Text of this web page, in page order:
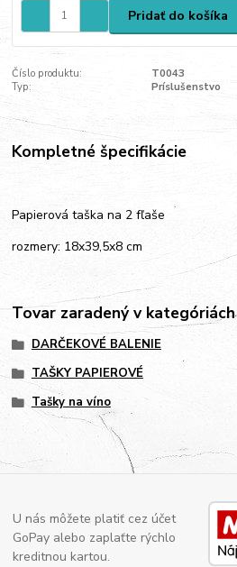
Pridať do košíka
Číslo produktu:
T0043
Typ:
Príslušenstvo
Kompletné špecifikácie
Papierová taška na 2 fľaše
rozmery: 18x39,5x8 cm
Tovar zaradený v kategóriách
DARČEKOVÉ BALENIE
TAŠKY PAPIEROVÉ
Tašky na víno
U nás môžete platiť cez účet
GoPay alebo zaplaťte rýchlo
kreditnou kartou.